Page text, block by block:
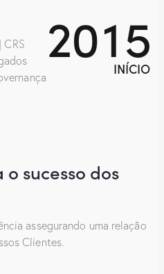
2015
INÍCIO
sucesso dos
assegurando uma relação
Clientes.